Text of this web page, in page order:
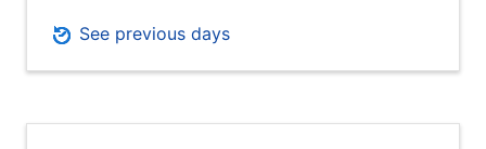
See previous days